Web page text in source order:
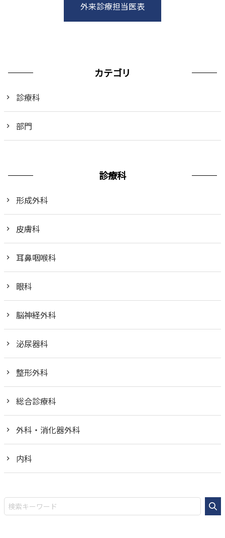
外来診療担当医表
カテゴリ
診療科
部門
診療科
形成外科
皮膚科
耳鼻咽喉科
眼科
脳神経外科
泌尿器科
整形外科
総合診療科
外科・消化器外科
内科